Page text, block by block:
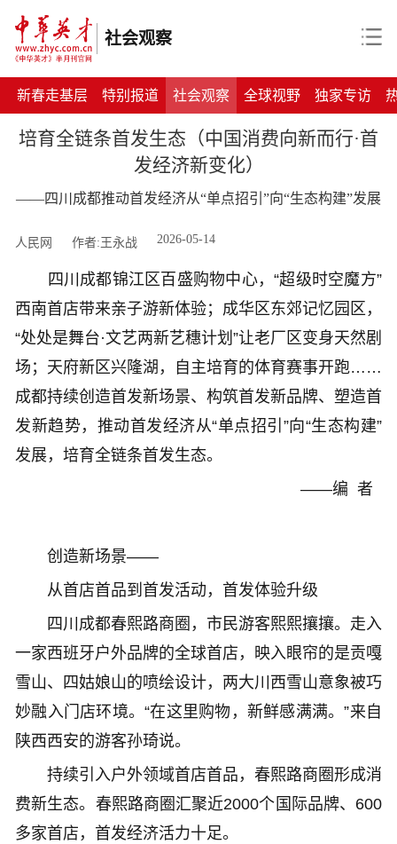
社会观察
新春走基层 特别报道 社会观察 全球视野 独家专访
培育全链条首发生态（中国消费向新而行·首
发经济新变化）
——四川成都推动首发经济从“单点招引”向“生态构建”发展
人民网 作者:王永战 2026-05-14
四川成都锦江区百盛购物中心，“超级时空魔方”
西南首店带来亲子游新体验；成华区东郊记忆园区，
“处处是舞台·文艺两新艺穗计划”让老厂区变身天然剧
场；天府新区兴隆湖，自主培育的体育赛事开跑……
成都持续创造首发新场景、构筑首发新品牌、塑造首
发新趋势，推动首发经济从“单点招引”向“生态构建”
发展，培育全链条首发生态。
——编 者
创造新场景——
从首店首品到首发活动，首发体验升级
四川成都春熙路商圈，市民游客熙熙攘攘。走入
一家西班牙户外品牌的全球首店，映入眼帘的是贡嘎
雪山、四姑娘山的喷绘设计，两大川西雪山意象被巧
妙融入门店环境。“在这里购物，新鲜感满满。”来自
陕西西安的游客孙琦说。
持续引入户外领域首店首品，春熙路商圈形成消
费新生态。春熙路商圈汇聚近2000个国际品牌、600
多家首店，首发经济活力十足。